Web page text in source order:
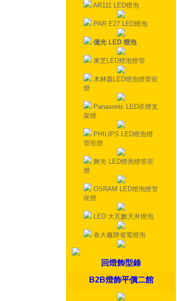
AR111 LED燈泡
PAR E27 LED燈泡
億光 LED 燈泡
東芝LED燈泡燈管
木林森LED燈泡燈管崁
燈
Panasonic LED崁燈支
架燈
PHILIPS LED燈泡燈
管崁燈
舞光 LED燈泡燈管崁
燈
OSRAM LED燈泡燈管
崁燈
LED 大瓦數天井燈泡
各大廠牌省電燈泡
回燈飾型錄
B2B燈飾平價二館